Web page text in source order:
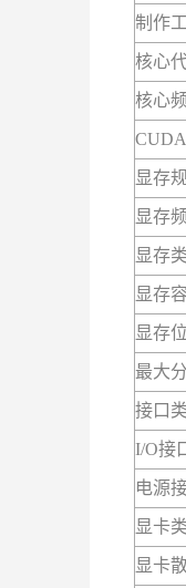
制作
核心
核心
显存
显存
显存
显存
显存
最大
接口
I/O接
电源
显卡
显卡